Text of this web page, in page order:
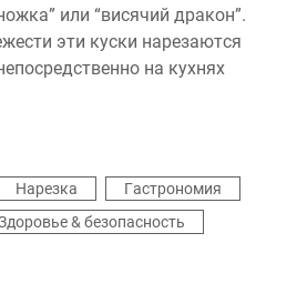
или “висячий дракон”.
эти куски нарезаются
на кухнях
Нарезка
Гастрономия
& безопасность